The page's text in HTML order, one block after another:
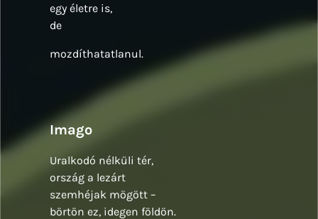
egy életre is,
de
mozdíthatatlanul.
Imago
Uralkodó nélküli tér,
ország a lezárt
szemhéjak mögött –
börtön ez, idegen földön.